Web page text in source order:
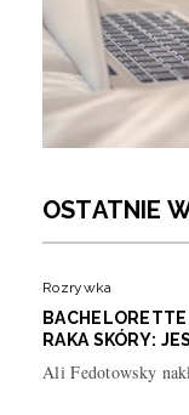
OSTATNIE
Rozrywka
RAKA SKÓRY:
Ali Fedotowsky